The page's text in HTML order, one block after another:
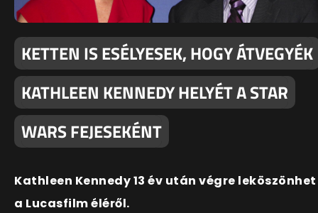
KETTEN IS ESÉLYESEK, HOGY ÁTVEGYÉK
KATHLEEN KENNEDY HELYÉT A STAR
WARS FEJESEKÉNT
Kathleen Kennedy 13 év után végre leköszönhet
a Lucasfilm éléről.